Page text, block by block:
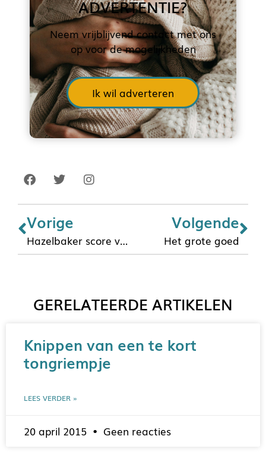
ADVERTENTIE?
Neem vrijblijvend contact met ons
op voor de mogelijkheden
Ik wil adverteren
Vorige
Hazelbaker score voor het beoordelen van de tongfunctie
Volgende
Het grote goed
GERELATEERDE ARTIKELEN
Knippen van een te kort
tongriempje
LEES VERDER »
20 april 2015 Geen reacties